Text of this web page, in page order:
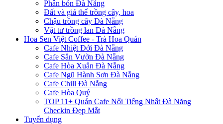
Phân bón Đà Nẵng
Đất và giá thể trồng cây, hoa
Chậu trồng cây Đà Nẵng
Vật tư trồng lan Đà Nẵng
Hoa Sen Việt Coffee - Trà Hoa Quán
Cafe Nhiệt Đới Đà Nẵng
Cafe Sân Vườn Đà Nẵng
Cafe Hòa Xuân Đà Nẵng
Cafe Ngũ Hành Sơn Đà Nẵng
Cafe Chill Đà Nẵng
Cafe Hòa Quý
TOP 11+ Quán Cafe Nổi Tiếng Nhất Đà Năng
Checkin Đẹp Mắt
Tuyển dụng